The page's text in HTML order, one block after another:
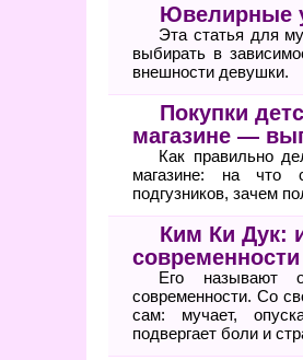
Ювелирные
Эта статья для
выбирать в
внешности девушки.
Покупки
магазине —
Как правильно
магазине: на что
подгузников, зачем
Ким Ки Дук:
современности
Его называют
современности. Со
сам: мучает,
подвергает боли и